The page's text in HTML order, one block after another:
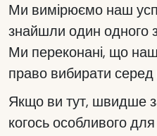
Ми вимірюємо наш
знайшли один
Ми переконані, що
право вибирати
Якщо ви тут, швидше
когось особливого